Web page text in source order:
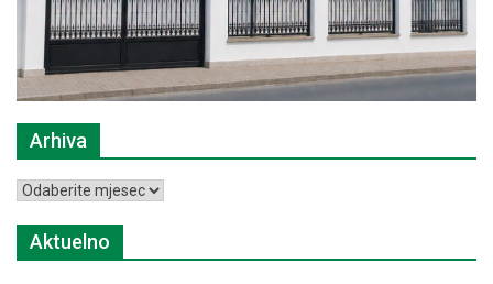
Arhiva
Arhiva
Aktuelno